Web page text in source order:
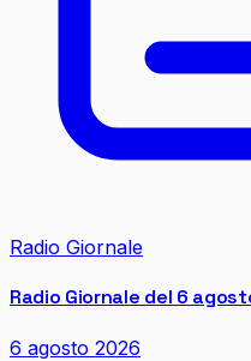
Radio Giornale
Radio Giornale del 6
6 agosto 2026